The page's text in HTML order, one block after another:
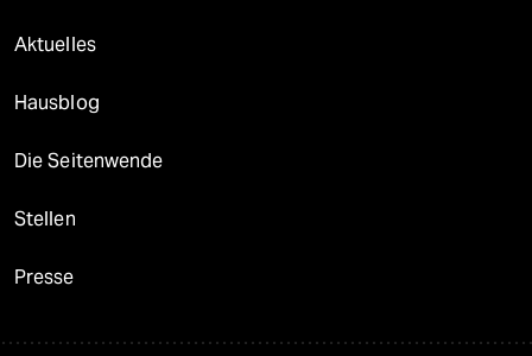
Aktuelles
Hausblog
Die Seitenwende
Stellen
Presse